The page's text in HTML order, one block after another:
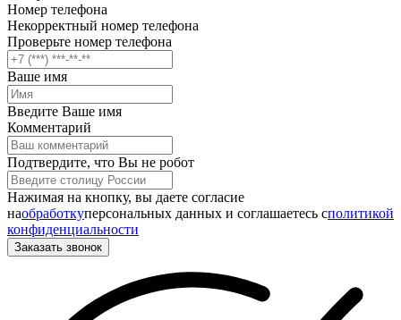
Номер телефона
Некорректный номер телефона
Проверьте номер телефона
Ваше имя
Введите Ваше имя
Комментарий
Подтвердите, что Вы не робот
Нажимая на кнопку, вы даете согласие
наобработкуперсональных данных и соглашаетесь cполитикой
конфиденциальности
Заказать звонок